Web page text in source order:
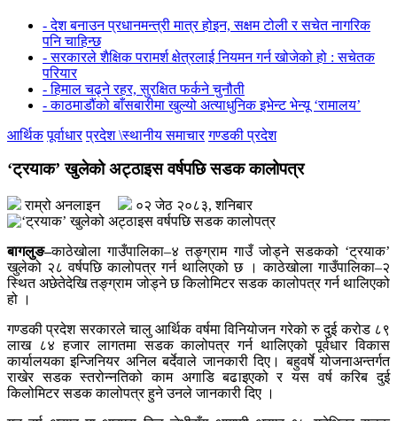
- देश बनाउन प्रधानमन्त्री मात्र होइन, सक्षम टोली र सचेत नागरिक
पनि चाहिन्छ
- सरकारले शैक्षिक परामर्श क्षेत्रलाई नियमन गर्न खोजेको हो : सचेतक
परियार
- हिमाल चढ्ने रहर, सुरक्षित फर्कने चुनौती
- काठमाडौंको बाँसबारीमा खुल्यो अत्याधुनिक इभेन्ट भेन्यू ‘रामालय’
आर्थिक पूर्वाधार प्रदेश \स्थानीय समाचार गण्डकी प्रदेश
‘ट्रयाक’ खुलेको अट्ठाइस वर्षपछि सडक कालोपत्र
राम्रो अनलाइन ०२ जेठ २०८३, शनिबार
बागलुङ–काठेखोला गाउँपालिका–४ तङ्ग्राम गाउँ जोड्ने सडकको ‘ट्रयाक’
खुलेको २८ वर्षपछि कालोपत्र गर्न थालिएको छ । काठेखोला गाउँपालिका–२
स्थित अछेतेदेखि तङ्ग्राम जोड्ने छ किलोमिटर सडक कालोपत्र गर्न थालिएको
हो ।
गण्डकी प्रदेश सरकारले चालु आर्थिक वर्षमा विनियोजन गरेको रु दुई करोड ८९
लाख ८४ हजार लागतमा सडक कालोपत्र गर्न थालिएको पूर्वधार विकास
कार्यालयका इन्जिनियर अनिल बर्देवाले जानकारी दिए। बहुवर्षे योजनाअन्तर्गत
राखेर सडक स्तरोन्नतिको काम अगाडि बढाइएको र यस वर्ष करिब दुई
किलोमिटर सडक कालोपत्र हुने उनले जानकारी दिए ।